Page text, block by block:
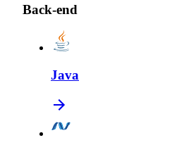
Back-end
Java